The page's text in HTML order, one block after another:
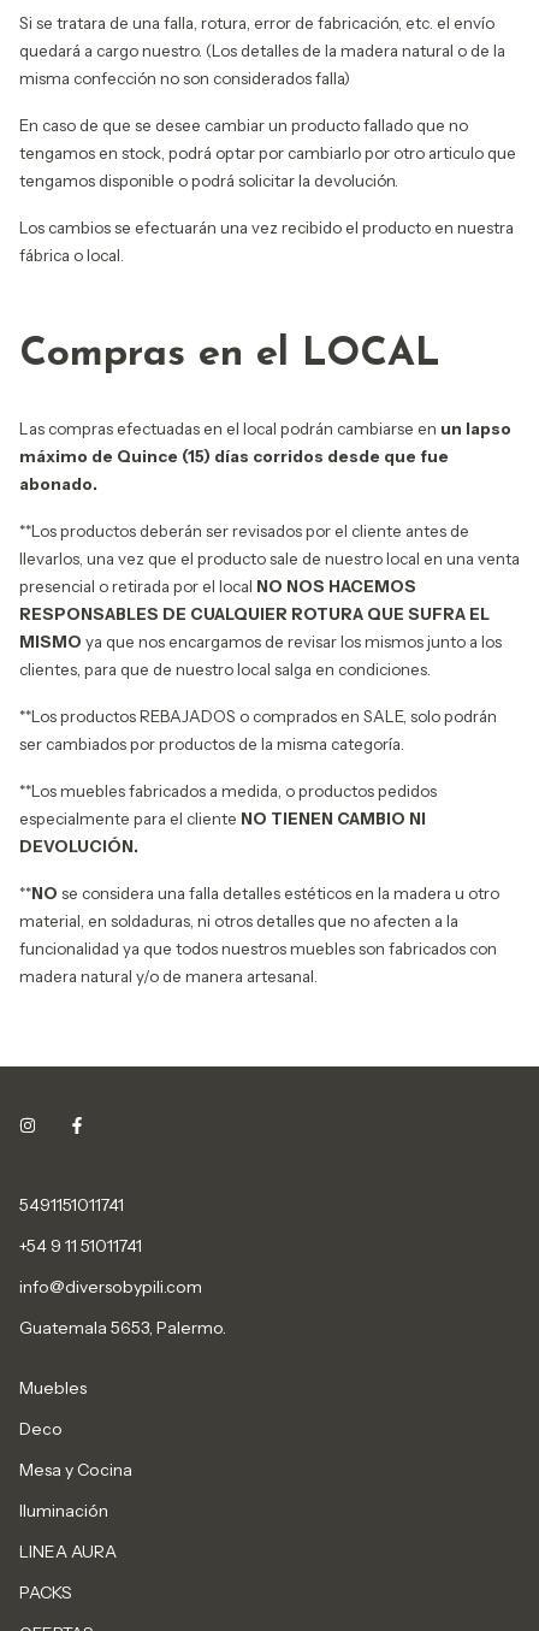
Si se tratara de una falla, rotura, error de fabricación, etc. el envío
quedará a cargo nuestro. (Los detalles de la madera natural o de la
misma confección no son considerados falla)
En caso de que se desee cambiar un producto fallado que no
tengamos en stock, podrá optar por cambiarlo por otro articulo que
tengamos disponible o podrá solicitar la devolución.
Los cambios se efectuarán una vez recibido el producto en nuestra
fábrica o local.
Compras en el LOCAL
Las compras efectuadas en el local podrán cambiarse en un lapso
máximo de Quince (15) días corridos desde que fue
abonado.
**Los productos deberán ser revisados por el cliente antes de
llevarlos, una vez que el producto sale de nuestro local en una venta
presencial o retirada por el local NO NOS HACEMOS
RESPONSABLES DE CUALQUIER ROTURA QUE SUFRA EL
MISMO ya que nos encargamos de revisar los mismos junto a los
clientes, para que de nuestro local salga en condiciones.
**Los productos REBAJADOS o comprados en SALE, solo podrán
ser cambiados por productos de la misma categoría.
**Los muebles fabricados a medida, o productos pedidos
especialmente para el cliente NO TIENEN CAMBIO NI
DEVOLUCIÓN.
**NO se considera una falla detalles estéticos en la madera u otro
material, en soldaduras, ni otros detalles que no afecten a la
funcionalidad ya que todos nuestros muebles son fabricados con
madera natural y/o de manera artesanal.
5491151011741
+54 9 11 51011741
info@diversobypili.com
Guatemala 5653, Palermo.
Muebles
Deco
Mesa y Cocina
Iluminación
LINEA AURA
PACKS